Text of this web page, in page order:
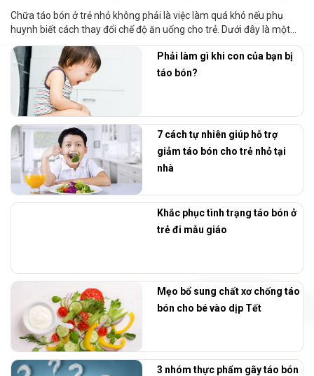
Chữa táo bón ở trẻ nhỏ không phải là việc làm quá khó nếu phụ
huynh biết cách thay đổi chế độ ăn uống cho trẻ. Dưới đây là một...
Phải làm gì khi con của bạn bị
táo bón?
7 cách tự nhiên giúp hỗ trợ
giảm táo bón cho trẻ nhỏ tại
nhà
Khắc phục tình trạng táo bón ở
trẻ đi mẫu giáo
Mẹo bổ sung chất xơ chống táo
bón cho bé vào dịp Tết
3 nhóm thực phẩm gây táo bón